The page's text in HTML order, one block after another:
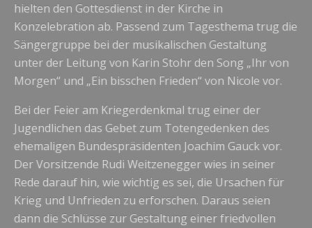
hielten den Gottesdienst in der Kirche in
Konzelebration ab. Passend zum Tagesthema trug die
Sängergruppe bei der musikalischen Gestaltung
unter der Leitung von Karin Stohr den Song „Ihr von
Morgen“ und „Ein bisschen Frieden“ von Nicole vor.
Bei der Feier am Kriegerdenkmal trug einer der
Jugendlichen das Gebet zum Totengedenken des
ehemaligen Bundespräsidenten Joachim Gauck vor.
Der Vorsitzende Rudi Weitzenegger wies in seiner
Rede darauf hin, wie wichtig es sei, die Ursachen für
Krieg und Unfrieden zu erforschen. Daraus seien
dann die Schlüsse zur Gestaltung einer friedvollen